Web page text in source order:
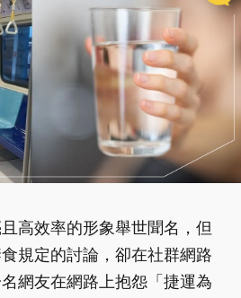
高效率的形象舉世聞名，但
規定的討論，卻在社群網路
網友在網路上抱怨「捷運為